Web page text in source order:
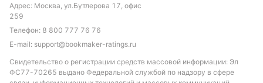
Адрес: Москва, ул.Бутлерова 17, офис
259
Телефон: 8 800 777 76 76
E-mail: support@bookmaker-ratings.ru
Свидетельство о регистрации средств массовой информации: Эл
ФС77-70265 выдано Федеральной службой по надзору в сфере